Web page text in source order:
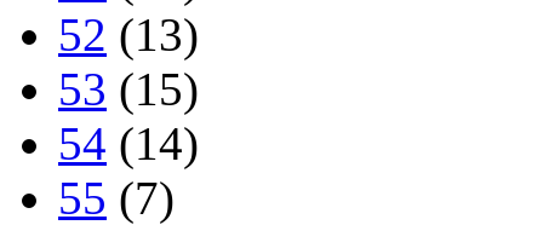
52 (13)
53 (15)
54 (14)
55 (7)